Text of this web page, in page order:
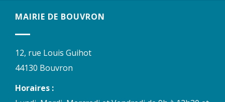
MAIRIE DE BOUVRON
12, rue Louis Guihot
44130 Bouvron
Horaires :